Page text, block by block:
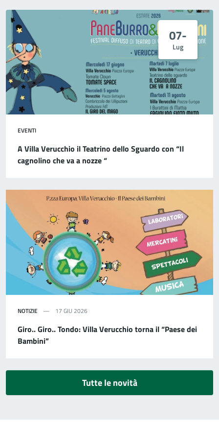
07-
Lug
EVENTI
A Villa Verucchio il Teatrino dello Sguardo con “Il
cagnolino che va a nozze “
NOTIZIE 17 GIU 2026
Giro.. Giro.. Tondo: Villa Verucchio torna il “Paese dei
Bambini”
Tutte le novità